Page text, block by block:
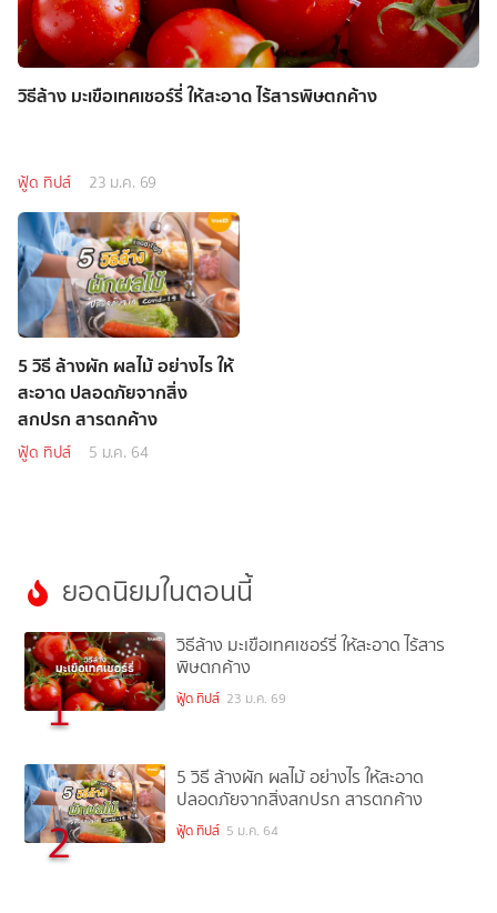
วิธีล้าง มะเขือเทศเชอร์รี่ ให้สะอาด ไร้สารพิษตกค้าง
ฟู้ด ทิปส์ 23 ม.ค. 69
5 วิธี ล้างผัก ผลไม้ อย่างไร ให้
สะอาด ปลอดภัยจากสิ่ง
สกปรก สารตกค้าง
ฟู้ด ทิปส์ 5 ม.ค. 64
ยอดนิยมในตอนนี้
1
วิธีล้าง มะเขือเทศเชอร์รี่ ให้สะอาด ไร้สาร
พิษตกค้าง
ฟู้ด ทิปส์ 23 ม.ค. 69
2
5 วิธี ล้างผัก ผลไม้ อย่างไร ให้สะอาด
ปลอดภัยจากสิ่งสกปรก สารตกค้าง
ฟู้ด ทิปส์ 5 ม.ค. 64